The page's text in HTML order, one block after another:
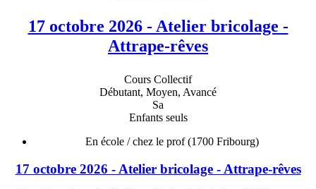
17 octobre 2026 - Atelier bricolage -
Attrape-rêves
Cours Collectif
Débutant, Moyen, Avancé
Sa
Enfants seuls
En école / chez le prof(1700 Fribourg)
17 octobre 2026 - Atelier bricolage - Attrape-rêves